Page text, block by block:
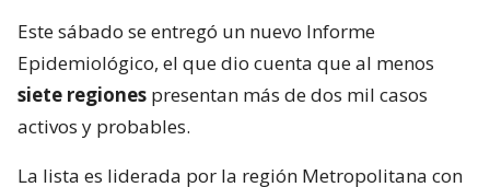
Este sábado se entregó un nuevo Informe
Epidemiológico, el que dio cuenta que al menos
siete regiones presentan más de dos mil casos
activos y probables.
La lista es liderada por la región Metropolitana con